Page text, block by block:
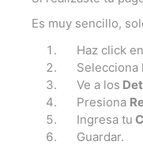
Es muy sencillo,
Haz click en
Selecciona
Ve a los
Presiona
Ingresa tu
Guardar.